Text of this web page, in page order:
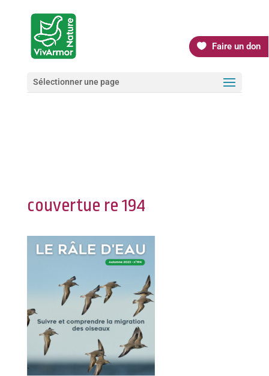
Faire un don
Sélectionner une page
couvertue re 194